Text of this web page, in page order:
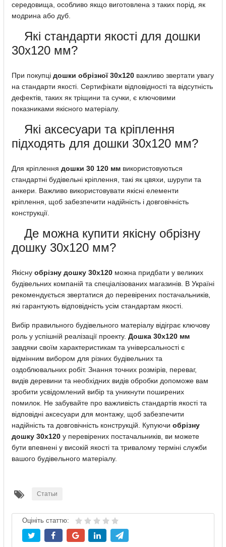
середовища, особливо якщо виготовлена ​​з таких порід, як
модрина або дуб.
Які стандарти якості для дошки
30х120 мм?
При покупці дошки обрізної 30х120 важливо звертати увагу
на стандарти якості. Сертифікати відповідності та відсутність
дефектів, таких як тріщини та сучки, є ключовими
показниками якісного матеріалу.
Які аксесуари та кріплення
підходять для дошки 30х120 мм?
Для кріплення дошки 30 120 мм використовуються
стандартні будівельні кріплення, такі як цвяхи, шурупи та
анкери. Важливо використовувати якісні елементи
кріплення, щоб забезпечити надійність і довговічність
конструкції.
Де можна купити якісну обрізну
дошку 30х120 мм?
Якісну обрізну дошку 30х120 можна придбати у великих
будівельних компаній та спеціалізованих магазинів. В Україні
рекомендується звертатися до перевірених постачальників,
які гарантують відповідність усім стандартам якості.
Вибір правильного будівельного матеріалу відіграє ключову
роль у успішній реалізації проекту. Дошка 30х120 мм
завдяки своїм характеристикам та універсальності є
відмінним вибором для різних будівельних та
оздоблювальних робіт. Знання точних розмірів, переваг,
видів деревини та необхідних видів обробки допоможе вам
зробити усвідомлений вибір та уникнути поширених
помилок. Не забувайте про важливість стандартів якості та
відповідні аксесуари для монтажу, щоб забезпечити
надійність та довговічність конструкцій. Купуючи обрізну
дошку 30х120 у перевірених постачальників, ви можете
бути впевнені у високій якості та тривалому терміні служби
вашого будівельного матеріалу.
Статьи
Оцініть статтю: